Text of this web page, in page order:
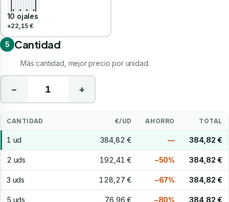
10 ojales
+22,15 €
5 Cantidad
Más cantidad, mejor precio por unidad.
− +
CANTIDAD €/UD AHORRO TOTAL
1 ud 384,82 € — 384,82 €
2 uds 192,41 € −50% 384,82 €
3 uds 128,27 € −67% 384,82 €
5 uds 76,96 € −80% 384,82 €